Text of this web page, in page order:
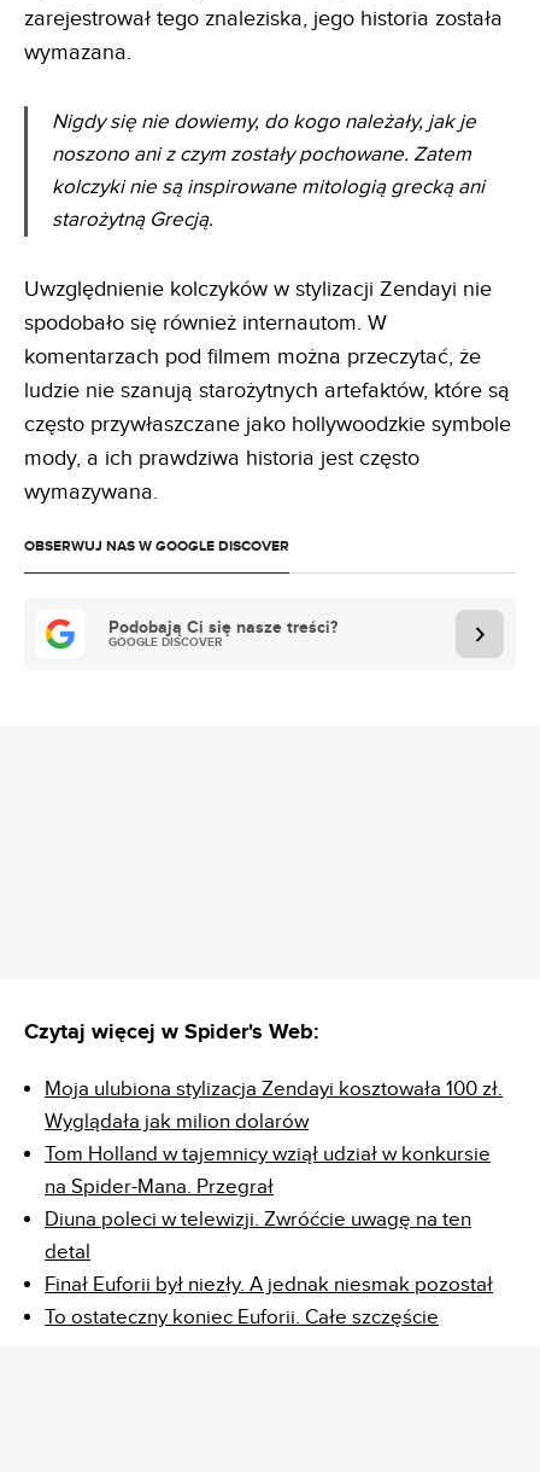
zarejestrował tego znaleziska, jego historia została
wymazana.
Nigdy się nie dowiemy, do kogo należały, jak je
noszono ani z czym zostały pochowane. Zatem
kolczyki nie są inspirowane mitologią grecką ani
starożytną Grecją.
Uwzględnienie kolczyków w stylizacji Zendayi nie
spodobało się również internautom. W
komentarzach pod filmem można przeczytać, że
ludzie nie szanują starożytnych artefaktów, które są
często przywłaszczane jako hollywoodzkie symbole
mody, a ich prawdziwa historia jest często
wymazywana.
OBSERWUJ NAS W GOOGLE DISCOVER
Podobają Ci się nasze treści?
GOOGLE DISCOVER
Czytaj więcej w Spider's Web:
Moja ulubiona stylizacja Zendayi kosztowała 100 zł.
Wyglądała jak milion dolarów
Tom Holland w tajemnicy wziął udział w konkursie
na Spider-Mana. Przegrał
Diuna poleci w telewizji. Zwróćcie uwagę na ten
detal
Finał Euforii był niezły. A jednak niesmak pozostał
To ostateczny koniec Euforii. Całe szczęście